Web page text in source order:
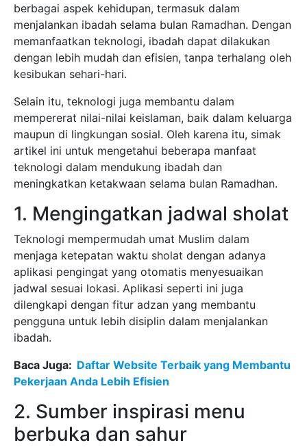
berbagai aspek kehidupan, termasuk dalam
menjalankan ibadah selama bulan Ramadhan. Dengan
memanfaatkan teknologi, ibadah dapat dilakukan
dengan lebih mudah dan efisien, tanpa terhalang oleh
kesibukan sehari-hari.
Selain itu, teknologi juga membantu dalam
mempererat nilai-nilai keislaman, baik dalam keluarga
maupun di lingkungan sosial. Oleh karena itu, simak
artikel ini untuk mengetahui beberapa manfaat
teknologi dalam mendukung ibadah dan
meningkatkan ketakwaan selama bulan Ramadhan.
1. Mengingatkan jadwal sholat
Teknologi mempermudah umat Muslim dalam
menjaga ketepatan waktu sholat dengan adanya
aplikasi pengingat yang otomatis menyesuaikan
jadwal sesuai lokasi. Aplikasi seperti ini juga
dilengkapi dengan fitur adzan yang membantu
pengguna untuk lebih disiplin dalam menjalankan
ibadah.
Baca Juga: Daftar Website Terbaik yang Membantu
Pekerjaan Anda Lebih Efisien
2. Sumber inspirasi menu
berbuka dan sahur